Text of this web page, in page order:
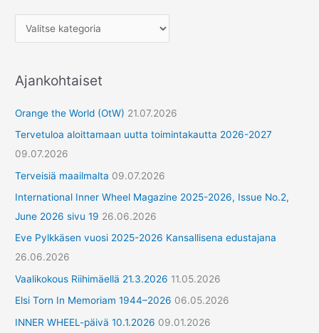
Ajankohtaiset
Orange the World (OtW) 21.07.2026
Tervetuloa aloittamaan uutta toimintakautta 2026-2027
09.07.2026
Terveisiä maailmalta 09.07.2026
International Inner Wheel Magazine 2025-2026, Issue No.2,
June 2026 sivu 19 26.06.2026
Eve Pylkkäsen vuosi 2025-2026 Kansallisena edustajana
26.06.2026
Vaalikokous Riihimäellä 21.3.2026 11.05.2026
Elsi Torn In Memoriam 1944–2026 06.05.2026
INNER WHEEL-päivä 10.1.2026 09.01.2026